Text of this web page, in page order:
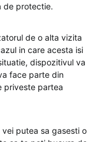
de protectie.
de o alta vizita
in care acesta isi
dispozitivul va
face parte din
priveste partea
putea sa gasesti o